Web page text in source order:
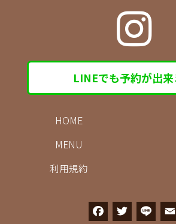
LINEでも予約が出
HOME
MENU
利用規約
F T L